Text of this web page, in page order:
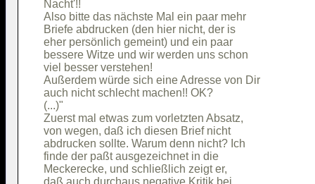
Nacht'!!
Also bitte das nächste Mal ein paar mehr
Briefe abdrucken (den hier nicht, der is
eher persönlich gemeint) und ein paar
bessere Witze und wir werden uns schon
viel besser verstehen!
Außerdem würde sich eine Adresse von Dir
auch nicht schlecht machen!! OK?
(...)"
Zuerst mal etwas zum vorletzten Absatz,
von wegen, daß ich diesen Brief nicht
abdrucken sollte. Warum denn nicht? Ich
finde der paßt ausgezeichnet in die
Meckerecke, und schließlich zeigt er,